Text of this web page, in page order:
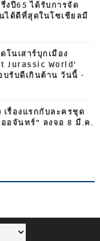
ปี65 ได้รับการจัด
ได้ดีที่สุดในโซเชียลมี
นเสาร์บุกเมือง
Jurassic World’
รับดีเกินต้าน วันนี้ -
เรื่องแรกกับละครชุด
ออจันทร์” ลงจอ 8 มี.ค.